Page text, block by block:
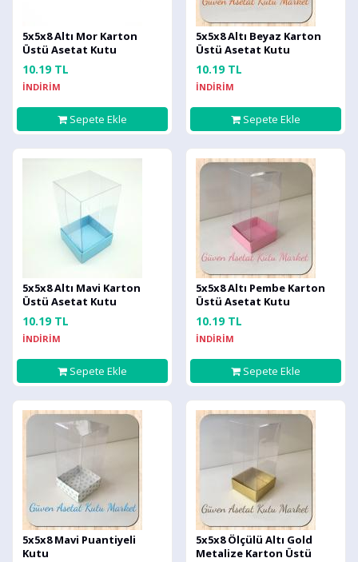
5x5x8 Altı Mor Karton
Üstü Asetat Kutu
10.19 TL
İNDİRİM
Sepete Ekle
5x5x8 Altı Beyaz Karton
Üstü Asetat Kutu
10.19 TL
İNDİRİM
Sepete Ekle
5x5x8 Altı Mavi Karton
Üstü Asetat Kutu
10.19 TL
İNDİRİM
Sepete Ekle
5x5x8 Altı Pembe Karton
Üstü Asetat Kutu
10.19 TL
İNDİRİM
Sepete Ekle
5x5x8 Mavi Puantiyeli
Kutu
5x5x8 Ölçülü Altı Gold
Metalize Karton Üstü